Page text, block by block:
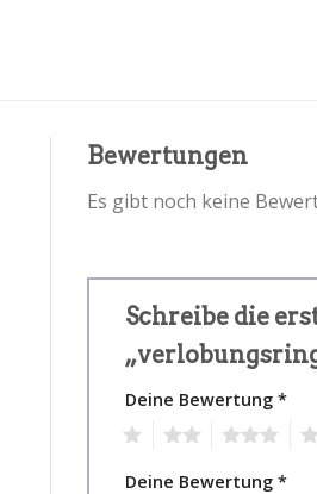
Bewertungen
Es gibt noch keine
Schreibe die
Deine Bewertung *
Deine Bewertung *